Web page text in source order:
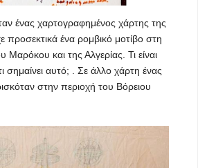
ένας χαρτογραφημένος χάρτης της
ένα ρομβικό μοτίβο στη
Μαρόκου και της Αλγερίας. Τι είναι
σημαίνει αυτό; . Σε άλλο χάρτη ένας
στην περιοχή του Βόρειου